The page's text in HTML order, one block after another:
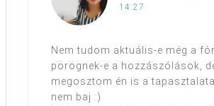
14:27
Nem tudom aktuális-e még a
pörögnek-e a hozzászólások,
megosztom én is a
nem baj :)